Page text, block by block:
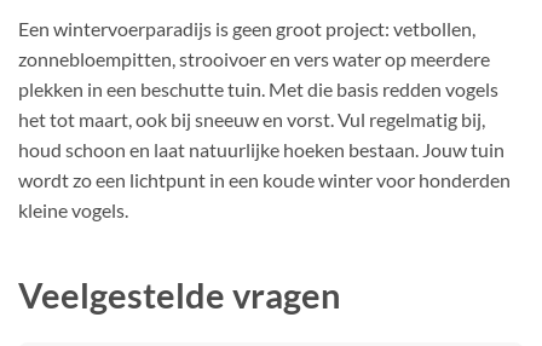
Een wintervoerparadijs is geen groot project: vetbollen,
zonnebloempitten, strooivoer en vers water op meerdere
plekken in een beschutte tuin. Met die basis redden vogels
het tot maart, ook bij sneeuw en vorst. Vul regelmatig bij,
houd schoon en laat natuurlijke hoeken bestaan. Jouw tuin
wordt zo een lichtpunt in een koude winter voor honderden
kleine vogels.
Veelgestelde vragen